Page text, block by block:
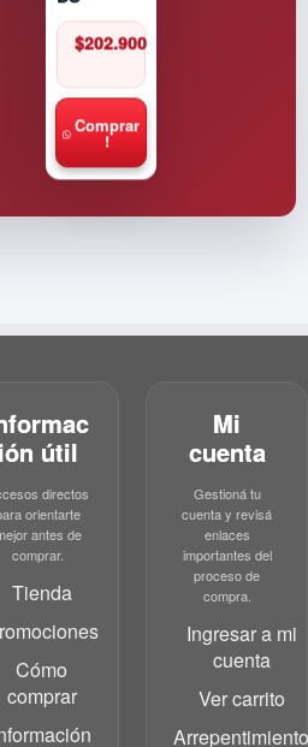
$202.900
Comprar
!
ión útil
directos
orientarte
antes de
comprar.
Tienda
Cómo
comprar
Mi
cuenta
Gestioná tu
cuenta y revisá
enlaces
importantes del
proceso de
compra.
Ingresar a mi
cuenta
Ver carrito